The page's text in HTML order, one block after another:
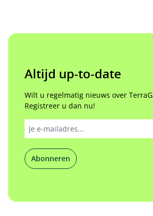
Altijd up-to-date
Wilt u regelmatig nieuws over
Registreer u dan nu!
Abonneren